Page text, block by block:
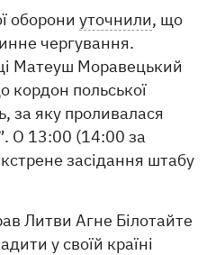
оборониуточнили, що
чергування.
Матеуш Моравецький
кордон польської
за яку проливалася
О 13:00 (14:00 за
засідання штабу
Литви Агне Білотайте
у своїй країні